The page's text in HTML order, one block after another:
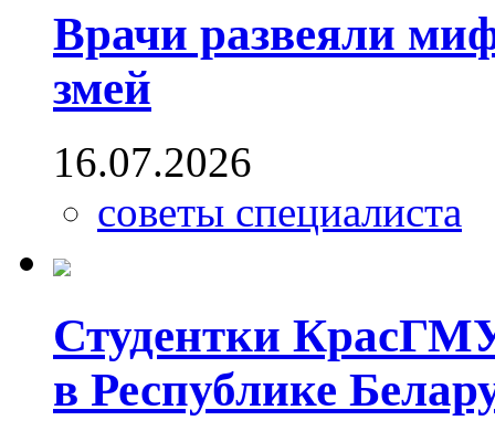
Врачи развеяли
змей
16.07.2026
советы специалиста
Студентки
в Республике